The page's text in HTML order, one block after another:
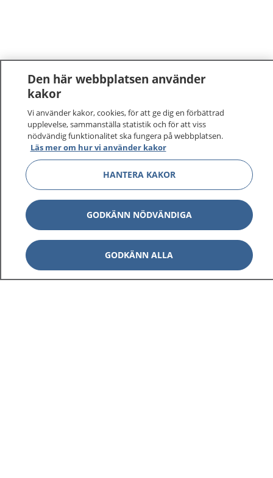
Den här webbplatsen använder
kakor
Vi använder kakor, cookies, för att ge dig en förbättrad
upplevelse, sammanställa statistik och för att viss
nödvändig funktionalitet ska fungera på webbplatsen.
Läs mer om hur vi använder kakor
HANTERA KAKOR
GODKÄNN NÖDVÄNDIGA
GODKÄNN ALLA